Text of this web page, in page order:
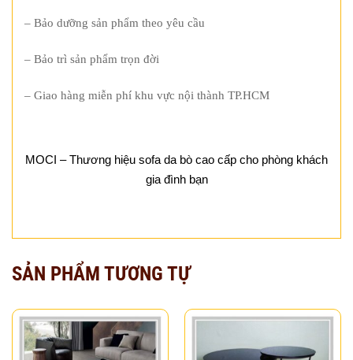
– Bảo dưỡng sản phẩm theo yêu cầu
– Bảo trì sản phẩm trọn đời
– Giao hàng miễn phí khu vực nội thành TP.HCM
MOCI – Thương hiệu sofa da bò cao cấp cho phòng khách
gia đình bạn
SẢN PHẨM TƯƠNG TỰ